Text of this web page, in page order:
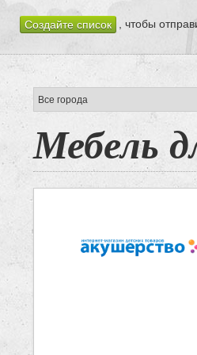
Создайте список , чтобы
Мебель